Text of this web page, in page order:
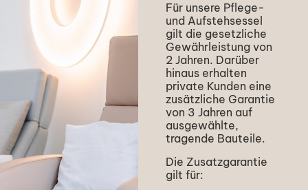
Für unsere Pflege-
und Aufstehsessel
gilt die gesetzliche
Gewährleistung von
2 Jahren. Darüber
hinaus erhalten
private Kunden eine
zusätzliche Garantie
von 3 Jahren auf
ausgewählte,
tragende Bauteile.
Die Zusatzgarantie
gilt für: